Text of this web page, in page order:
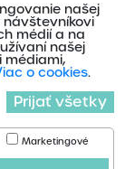
našej
návštevníkovi
médií a na
našej
médiami,
o cookies.
Prijať všetky
Marketingové